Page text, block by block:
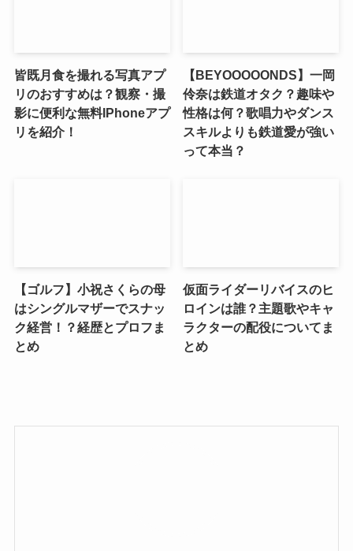
皆既月食を撮れる写真アプ
リのおすすめは？観察・撮
影に便利な無料IPhoneアプ
リを紹介！
【BEYOOOOONDS】一岡
伶奈は鉄道オタク？趣味や
性格は何？歌唱力やダンス
スキルよりも鉄道愛が強い
って本当？
【ゴルフ】小祝さくらの母
はシングルマザーでスナッ
ク経営！？経歴とプロフま
とめ
仮面ライダーリバイスのヒ
ロインは誰？主題歌やキャ
ラクターの配役についてま
とめ